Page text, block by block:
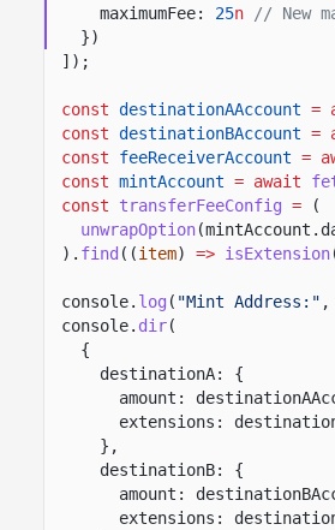
maximumFee:
25n
// New
})
]);
const destinationAAccount =
const destinationBAccount =
const
feeReceiverAccount =
const mintAccount = await
const
transferFeeConfig =
(
unwrapOption
). find ((item) => isExtension
console. log ( "Mint Address:" ,
console. dir(
{
destinationA: {
amount:
extensions:
},
destinationB: {
amount:
extensions: